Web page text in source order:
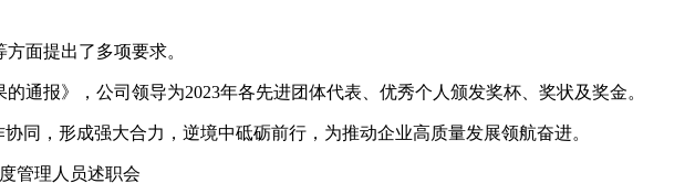
面提出了多项要求。
通报》，公司领导为2023年各先进团体代表、优秀个人颁发奖杯、奖状及奖金。
同，形成强大合力，逆境中砥砺前行，为推动企业高质量发展领航奋进。